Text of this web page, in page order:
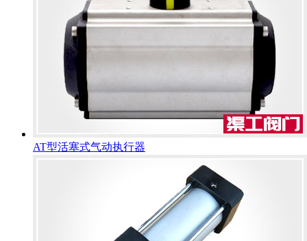
AT型活塞式气动执行器